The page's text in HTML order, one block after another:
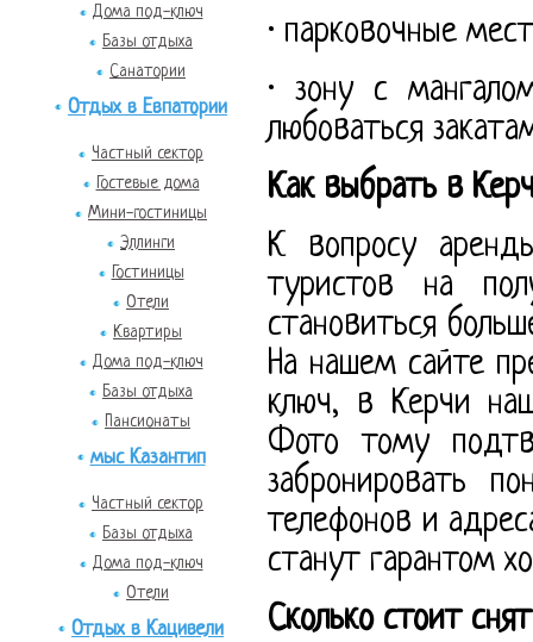
Дома под-ключ
Базы отдыха
Санатории
Отдых в Евпатории
Частный сектор
Гостевые дома
Мини-гостиницы
Эллинги
Гостиницы
Отели
Квартиры
Дома под-ключ
Базы отдыха
Пансионаты
мыс Казантип
Частный сектор
Базы отдыха
Дома под-ключ
Отели
Отдых в Кацивели
· парковочные
· зону с
любоваться
Как выбрать в
К вопросу
туристов на
становиться
На нашем сайте
ключ, в Керчи
Фото тому
забронировать
телефонов и
станут гарантом
Сколько стоит